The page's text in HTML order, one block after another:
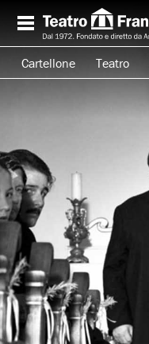
Cartellone Teatro